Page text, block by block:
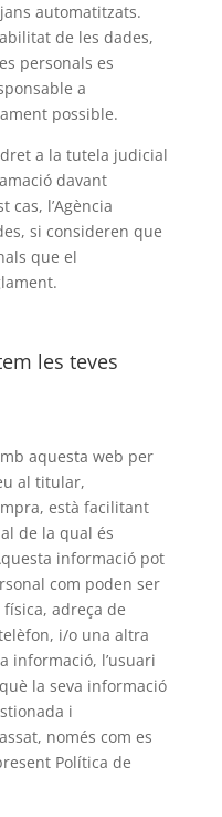
automatitzats.
de les dades,
personals es
a
possible.
a la tutela judicial
davant
cas, l’Agència
si consideren que
que el
les teves
aquesta web per
al titular,
està facilitant
de la qual és
informació pot
com poden ser
adreça de
i/o una altra
informació, l’usuari
la seva informació
i
només com es
Política de